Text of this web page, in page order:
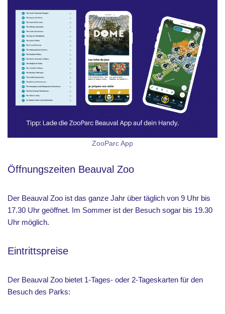
ZooParc App
Öffnungszeiten Beauval Zoo
Der Beauval Zoo ist das ganze Jahr über täglich von 9 Uhr bis
17.30 Uhr geöffnet. Im Sommer ist der Besuch sogar bis 19.30
Uhr möglich.
Eintrittspreise
Der Beauval Zoo bietet 1-Tages- oder 2-Tageskarten für den
Besuch des Parks: